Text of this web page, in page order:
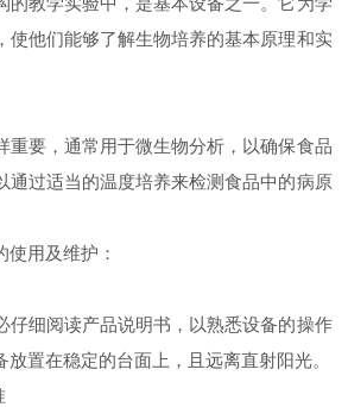
使他们能够了解生物培养的基本原理和实
要，通常用于微生物分析，以确保食品
通过适当的温度培养来检测食品中的病原
用及维护：
细阅读产品说明书，以熟悉设备的操作
放置在稳定的台面上，且远离直射阳光。